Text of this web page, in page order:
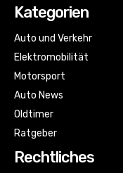
Kategorien
Auto und Verkehr
Elektromobilität
Motorsport
Auto News
Oldtimer
Ratgeber
Rechtliches